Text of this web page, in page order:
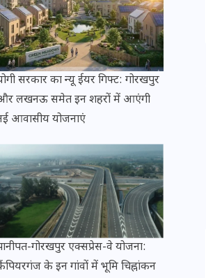
सरकार का न्यू ईयर गिफ्ट: गोरखपुर
लखनऊ समेत इन शहरों में आएंगी
आवासीय योजनाएं
गोरखपुर एक्सप्रेस-वे योजना:
के इन गांवों में भूमि चिह्नांकन
20 जनवरी 2026